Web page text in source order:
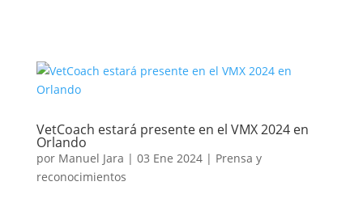
VetCoach estará presente en el VMX 2024 en
Orlando
por Manuel Jara | 03 Ene 2024| Prensa y
reconocimientos